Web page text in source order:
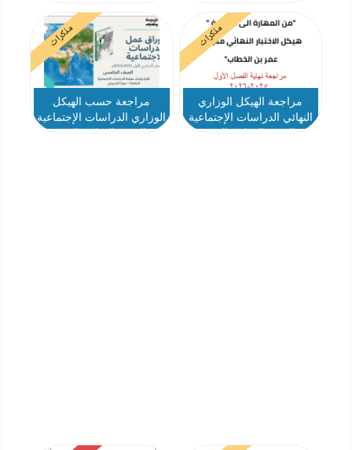
الخامس
مذكرات
مراجعة الهيكل الوزاري
النهائي الدراسات الإجتماعية
مذكرات
مراجعة حسب الهيكل
الوزاري الدراسات الإجتماعية